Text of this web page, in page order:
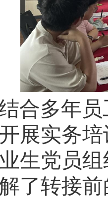
合多年
展实务
生党员
了转接